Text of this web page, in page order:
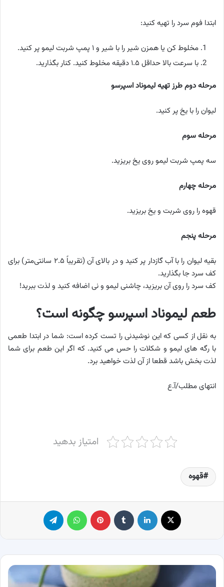
ابتدا فوم سرد را تهیه کنید:
مخلوط کن یا همزن شیر را با شیر و ۱ پمپ شربت لیمو پر کنید.
با سرعت بالا حداقل ۱.۵ دقیقه مخلوط کنید. کنار بگذارید.
مرحله دوم طرز تهیه لیموناد اسپرسو
لیوان را با یخ پر کنید.
مرحله سوم
سه پمپ شربت لیمو روی یخ بریزید.
مرحله چهارم
قهوه را روی شربت و یخ بریزید.
مرحله پنجم
بقیه لیوان را با آب گازدار پر کنید و در بالای آن (تقریباً ۲.۵ سانتی‌متر) برای
کف سرد جا بگذارید.
کف سرد را روی آن بریزید، چاشنی لیمو و نی اضافه کنید و لذت ببرید!
طعم لیموناد اسپرسو چگونه است؟
به نقل از کسی که این نوشیدنی را تست کرده است: شما در ابتدا طعمی
با رگه های لیمو و شکلات را حس می کنید. که اگر این طعم برای شما
لذت بخش باشد قطعا از آن لذت خواهید برد.
انتهای مطلب/آ.ع
امتیاز بدهید
قهوه
لینکدین ‫تامبلر پینترست
خواص
خربزه؛